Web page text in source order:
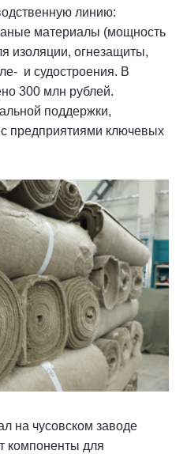
линию:
материалы (мощность
изоляции, огнезащиты,
и судостроения. В
300 млн рублей.
поддержки,
предприятиями ключевых
на чусовском заводе
компоненты для